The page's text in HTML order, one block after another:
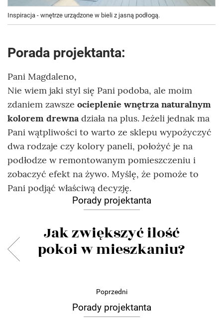
Inspiracja - wnętrze urządzone w bieli z jasną podłogą.
Porada projektanta:
Pani Magdaleno,
Nie wiem jaki styl się Pani podoba, ale moim
zdaniem zawsze ocieplenie wnętrza naturalnym
kolorem drewnadziała na plus. Jeżeli jednak ma
Pani wątpliwości to warto ze sklepu wypożyczyć
dwa rodzaje czy kolory paneli, położyć je na
podłodze w remontowanym pomieszczeniu i
zobaczyć efekt na żywo. Myślę, że pomoże to
Pani podjąć właściwą decyzję.
Porady projektanta
Jak zwiększyć ilość
pokoi w mieszkaniu?
Poprzedni
Porady projektanta